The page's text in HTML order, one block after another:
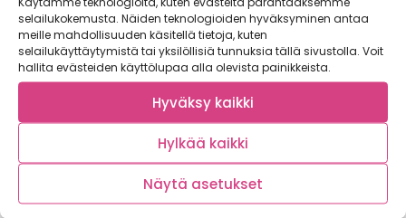
selailukokemusta. Näiden teknologioiden hyväksyminen antaa
meille mahdollisuuden käsitellä tietoja, kuten
selailukäyttäytymistä tai yksilöllisiä tunnuksia tällä sivustolla. Voit
hallita evästeiden käyttölupaa alla olevista painikkeista.
Hyväksy kaikki
Hylkää kaikki
Näytä asetukset